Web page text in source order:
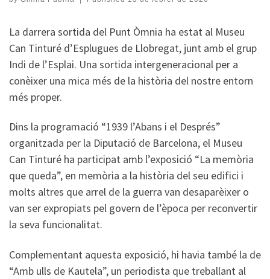
La darrera sortida del Punt Òmnia ha estat al Museu
Can Tinturé d’Esplugues de Llobregat, junt amb el grup
Indi de l’Esplai. Una sortida intergeneracional per a
conèixer una mica més de la història del nostre entorn
més proper.
Dins la programació “1939 l’Abans i el Després”
organitzada per la Diputació de Barcelona, el Museu
Can Tinturé ha participat amb l’exposició “La memòria
que queda”, en memòria a la història del seu edifici i
molts altres que arrel de la guerra van desaparèixer o
van ser expropiats pel govern de l’època per reconvertir
la seva funcionalitat.
Complementant aquesta exposició, hi havia també la de
“Amb ulls de Kautela”, un periodista que treballant al